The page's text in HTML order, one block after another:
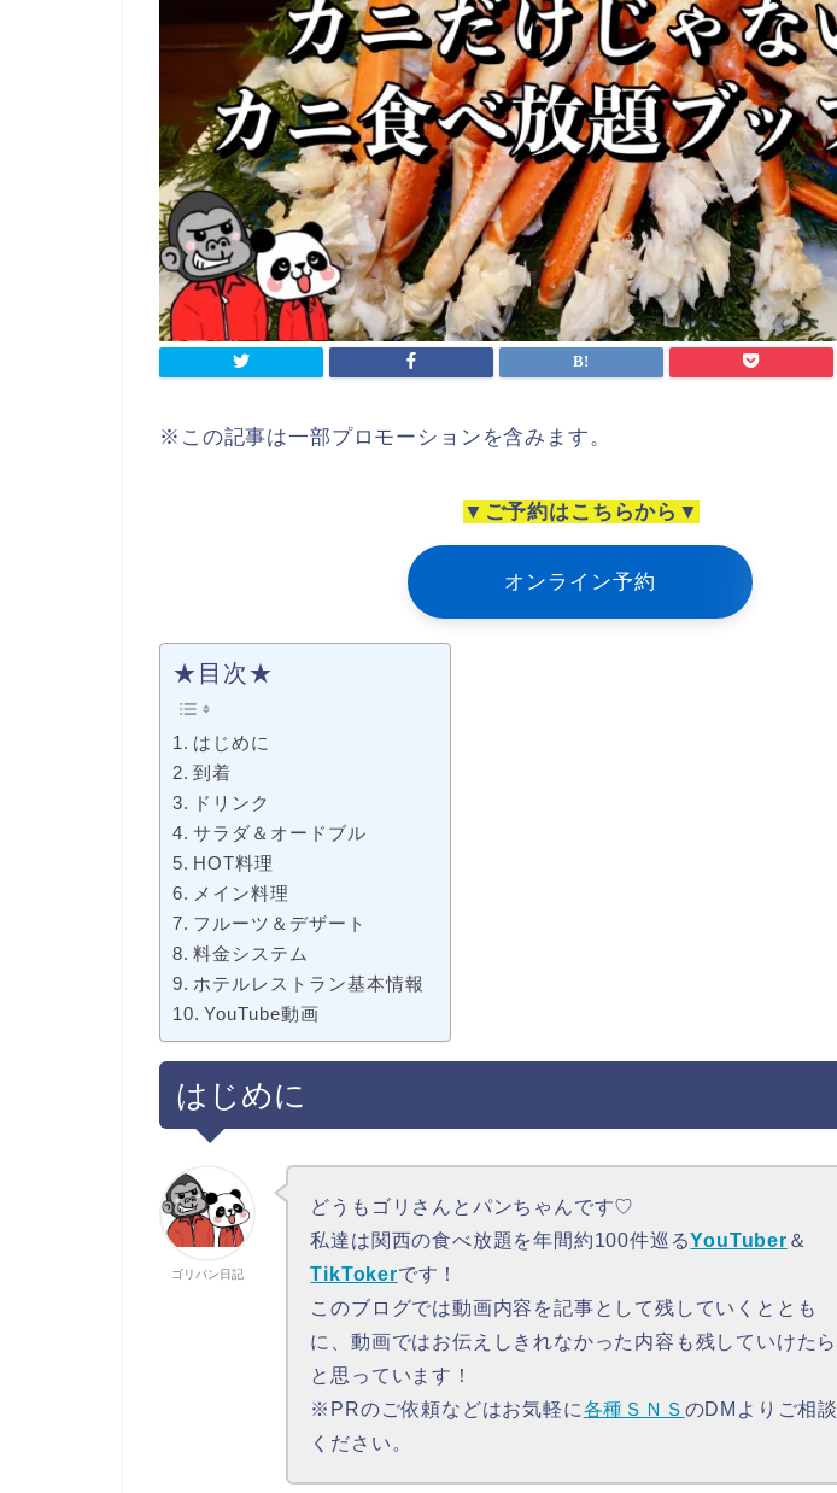
※この記事は一部プロモーションを含みます。
▼ご予約はこちらから▼
オンライン予約
★目次★
はじめに
到着
ドリンク
サラダ＆オードブル
HOT料理
メイン料理
フルーツ＆デザート
料金システム
ホテルレストラン基本情報
YouTube動画
はじめに
ゴリパン日記
どうもゴリさんとパンちゃんです♡
私達は関西の食べ放題を年間約100件巡るYouTuber ＆
TikTokerです！
このブログでは動画内容を記事として残していくととも
に、動画ではお伝えしきれなかった内容も残していけたら
と思っています！
※PRのご依頼などはお気軽に各種ＳＮＳ のDMよりご相談
ください。